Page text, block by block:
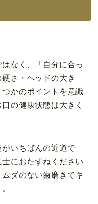
なく、「自分に合っ
さ・ヘッドの大き
かのポイントを意識
の健康状態は大きく
いちばんの近道で
におたずねください
ダのない歯磨きでキ